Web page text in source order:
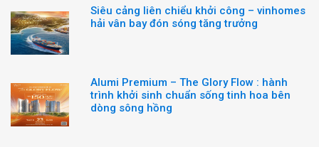
Siêu cảng liên chiểu khởi công – vinhomes
hải vân bay đón sóng tăng trưởng
Alumi Premium – The Glory Flow : hành
trình khởi sinh chuẩn sống tinh hoa bên
dòng sông hồng